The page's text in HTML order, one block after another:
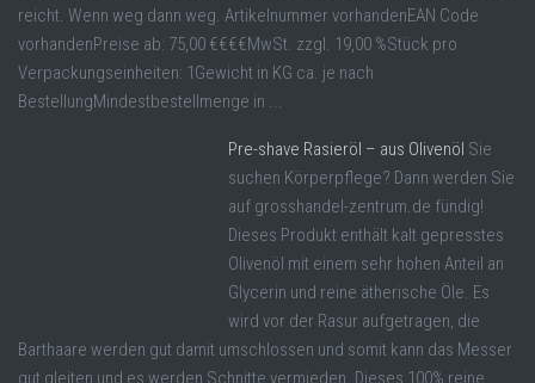
reicht. Wenn weg dann weg. Artikelnummer vorhandenEAN Code
vorhandenPreise ab: 75,00 €€€€MwSt. zzgl. 19,00 %Stück pro
Verpackungseinheiten: 1Gewicht in KG ca. je nach
BestellungMindestbestellmenge in ...
Pre-shave Rasieröl – aus Olivenöl Sie
suchen Körperpflege? Dann werden Sie
auf grosshandel-zentrum.de fündig!
Dieses Produkt enthält kalt gepresstes
Olivenöl mit einem sehr hohen Anteil an
Glycerin und reine ätherische Öle. Es
wird vor der Rasur aufgetragen, die
Barthaare werden gut damit umschlossen und somit kann das Messer
gut gleiten und es werden Schnitte vermieden. Dieses 100% reine